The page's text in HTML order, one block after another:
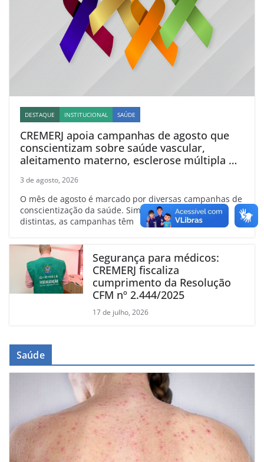
DESTAQUE INSTITUCIONAL SAÚDE
CREMERJ apoia campanhas de agosto que
conscientizam sobre saúde vascular,
aleitamento materno, esclerose múltipla e
3 de agosto, 2026
O mês de agosto é marcado por diversas campanhas de
conscientização da saúde. Simbolizadas por cores
distintas, as campanhas têm
Segurança para médicos:
CREMERJ fiscaliza
cumprimento da Resolução
CFM nº 2.444/2025
17 de julho, 2026
Saúde